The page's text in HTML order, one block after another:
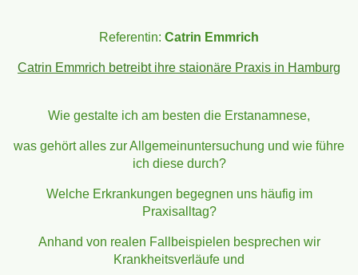
Referentin: Catrin Emmrich
Catrin Emmrich betreibt ihre staionäre Praxis in Hamburg
Wie gestalte ich am besten die Erstanamnese,
was gehört alles zur Allgemeinuntersuchung und wie führe
ich diese durch?
Welche Erkrankungen begegnen uns häufig im
Praxisalltag?
Anhand von realen Fallbeispielen besprechen wir
Krankheitsverläufe und